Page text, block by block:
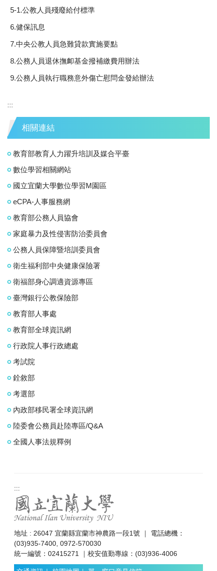
5-1.公教人員殘廢給付標準
6.健保訊息
7.中央公教人員急難貸款實施要點
8.公務人員退休撫卹基金撥補繳費用辦法
9.公務人員執行職務意外傷亡慰問金發給辦法
:::
相關連結
教育部教育人力躍升培訓及媒合平臺
數位學習相關網站
國立宜蘭大學數位學習M園區
eCPA-人事服務網
教育部公務人員協會
家庭暴力及性侵害防治委員會
公務人員保障暨培訓委員會
衛生福利部中央健康保險署
衛福部身心調適資源專區
臺灣銀行公教保險部
教育部人事處
教育部全球資訊網
行政院人事行政總處
考試院
銓敘部
考選部
內政部移民署全球資訊網
陸委會公務員赴陸專區/Q&A
全國人事法規釋例
:::
地址 : 26047 宜蘭縣宜蘭市神農路一段1號 ｜ 電話總機：
(03)935-7400, 0972-570030
統一編號：02415271 ｜校安值勤專線：(03)936-4006